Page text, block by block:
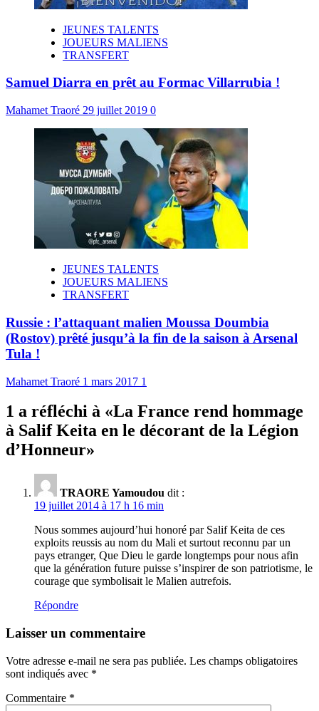
JEUNES TALENTS
JOUEURS MALIENS
TRANSFERT
Samuel Diarra en prêt au Formac Villarrubia !
Mahamet Traoré 29 juillet 2019 0
JEUNES TALENTS
JOUEURS MALIENS
TRANSFERT
Russie : l’attaquant malien Moussa Doumbia
(Rostov) prêté jusqu’à la fin de la saison à Arsenal
Tula !
Mahamet Traoré 1 mars 2017 1
1 a réfléchi à «La France rend hommage
à Salif Keita en le décorant de la Légion
d’Honneur»
TRAORE Yamoudou dit :
19 juillet 2014 à 17 h 16 min
Nous sommes aujourd’hui honoré par Salif Keita de ces
exploits reussis au nom du Mali et surtout reconnu par un
pays etranger, Que Dieu le garde longtemps pour nous afin
que la génération future puisse s’inspirer de son patriotisme, le
courage que symbolisait le Malien autrefois.
Répondre
Laisser un commentaire
Votre adresse e-mail ne sera pas publiée. Les champs obligatoires
sont indiqués avec *
Commentaire *